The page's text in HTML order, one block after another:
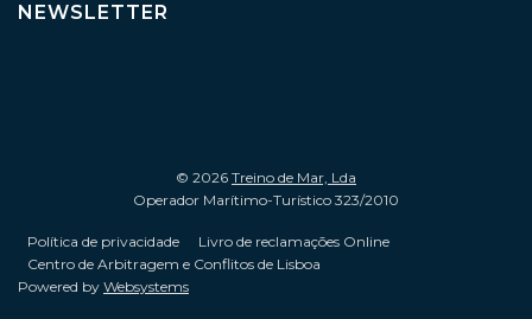
NEWSLETTER
© 2026 Treino de Mar, Lda
Operador Marítimo-Turístico 323/2010
Política de privacidade
Livro de reclamações Online
Centro de Arbitragem e Conflitos de Lisboa
Powered by Websystems